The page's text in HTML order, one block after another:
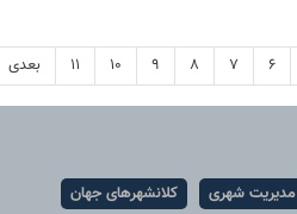
۶ ۷ ۸ ۹ ۱۰ ۱۱ بعدی
مدیریت شهری
کلانشهرهای جهان